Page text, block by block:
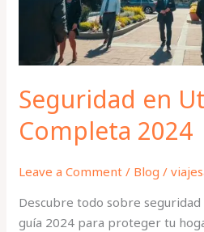
Seguridad en
Completa 2024
Leave a Comment / Blog /
Descubre todo sobre
guía 2024 para proteger tu